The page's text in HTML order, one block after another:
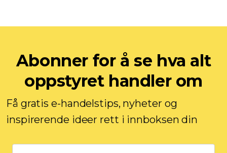
Abonner for å se hva alt
oppstyret handler om
Få gratis e-handelstips, nyheter og
inspirerende ideer rett i innboksen din